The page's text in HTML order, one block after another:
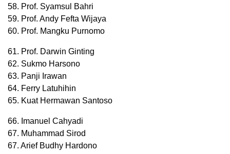
58. Prof. Syamsul Bahri
59. Prof. Andy Fefta Wijaya
60. Prof. Mangku Purnomo
61. Prof. Darwin Ginting
62. Sukmo Harsono
63. Panji Irawan
64. Ferry Latuhihin
65. Kuat Hermawan Santoso
66. Imanuel Cahyadi
67. Muhammad Sirod
67. Arief Budhy Hardono